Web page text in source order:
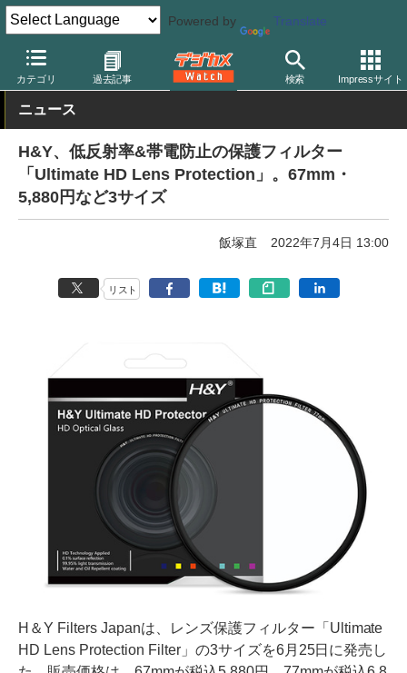
Powered by Translate
カテゴリ 過去記事 検索 Impressサイト
デジカメ Watch レンズ レンズフィルター その他
ニュース
H&Y、低反射率&帯電防止の保護フィルター
「Ultimate HD Lens Protection」。67mm・
5,880円など3サイズ
飯塚直 2022年7月4日 13:00
リスト
H＆Y Filters Japanは、レンズ保護フィルター「Ultimate
HD Lens Protection Filter」の3サイズを6月25日に発売し